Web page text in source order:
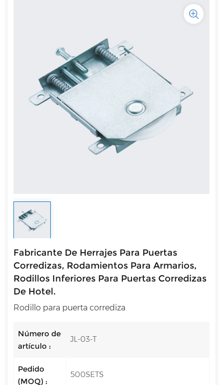
Fabricante De Herrajes Para Puertas
Corredizas, Rodamientos Para Armarios,
Rodillos Inferiores Para Puertas Corredizas
De Hotel.
Rodillo para puerta corrediza
Número de
artículo :
JL-03-T
Pedido
(MOQ) :
500SETS